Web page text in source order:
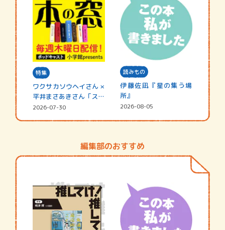
特集
ワクサカソウヘイさん ×
平井まさあきさん「スペ
シャ…
2026-07-30
読みもの
伊藤佐凪『星の集う場
所』
2026-08-05
編集部のおすすめ